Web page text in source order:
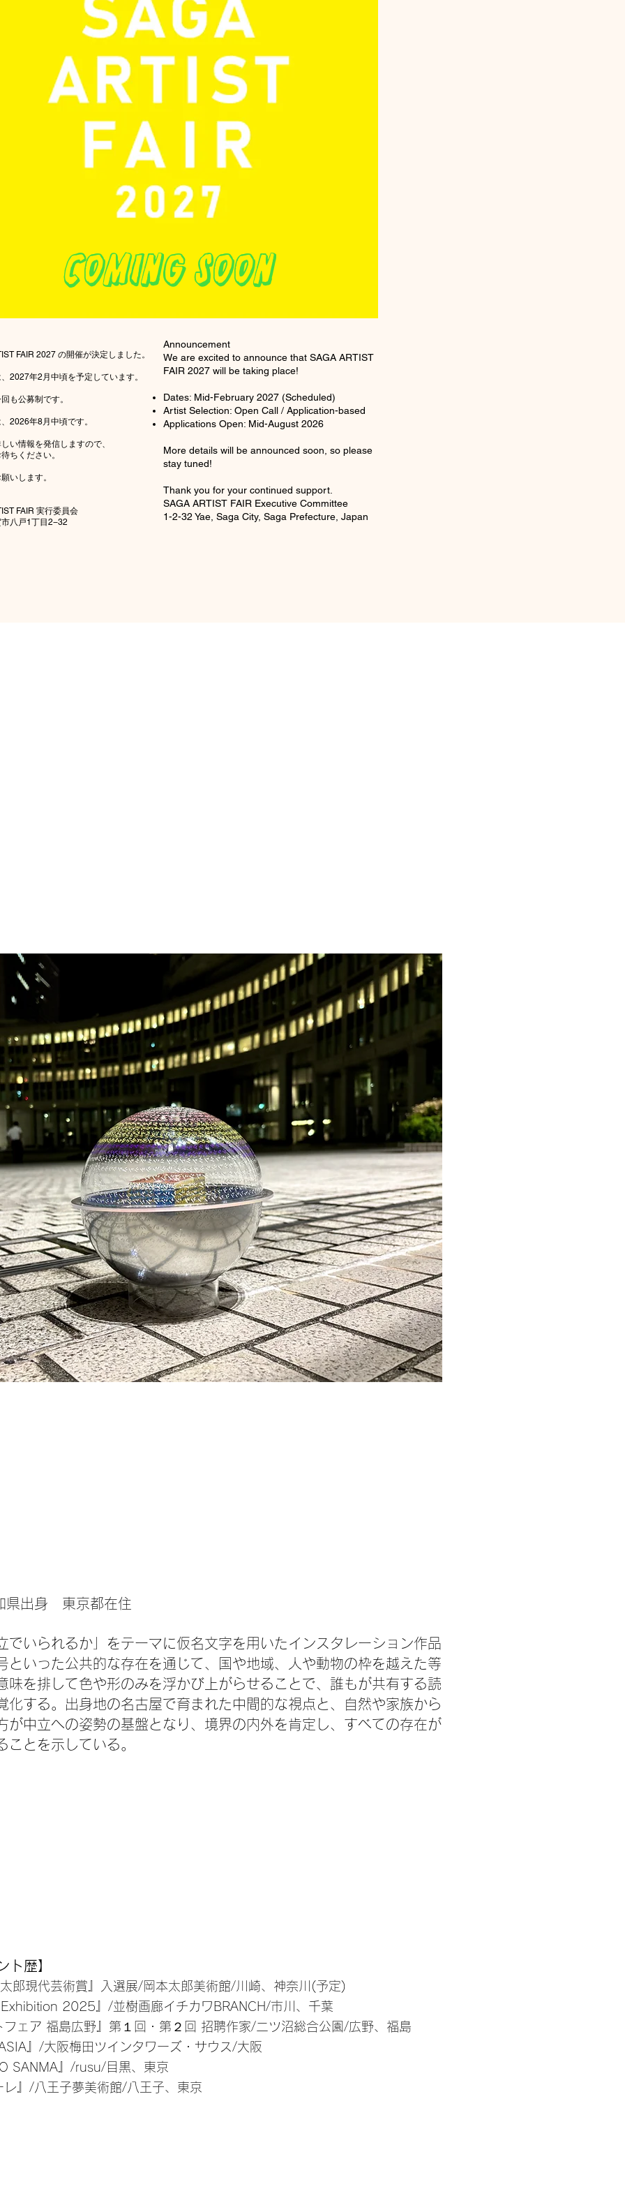
coming soon
FAIR 2027 の開催が決定しました。
2027年2月中頃を予定しています。
も公募制です。
2026年8月中頃です。
い情報を発信しますので、
ちください。
いします。
FAIR 実行委員会
八戸1丁目2−32
Announcement
We are excited to announce that SAGA ARTIST
FAIR 2027 will be taking place!
Dates: Mid-February 2027 (Scheduled)
Artist Selection: Open Call / Application-based
Applications Open: Mid-August 2026
More details will be announced soon, so please
stay tuned!
Thank you for your continued support.
SAGA ARTIST FAIR Executive Committee
1-2-32 Yae, Saga City, Saga Prefecture, Japan
出身 東京都在住
でいられるか」をテーマに仮名文字を用いたインスタレーション作品
といった公共的な存在を通じて、国や地域、人や動物の枠を越えた等
味を排して色や形のみを浮かび上がらせることで、誰もが共有する読
化する。出身地の名古屋で育まれた中間的な視点と、自然や家族から
が中立への姿勢の基盤となり、境界の内外を肯定し、すべての存在が
ことを示している。
ト歴】
現代芸術賞』入選展/岡本太郎美術館/川崎、神奈川(予定)
2025』/並樹画廊イチカワBRANCH/市川、千葉
福島広野』第１回・第２回 招聘作家/二ツ沼総合公園/広野、福島
』/大阪梅田ツインタワーズ・サウス/大阪
SANMA』/rusu/目黒、東京
』/八王子夢美術館/八王子、東京